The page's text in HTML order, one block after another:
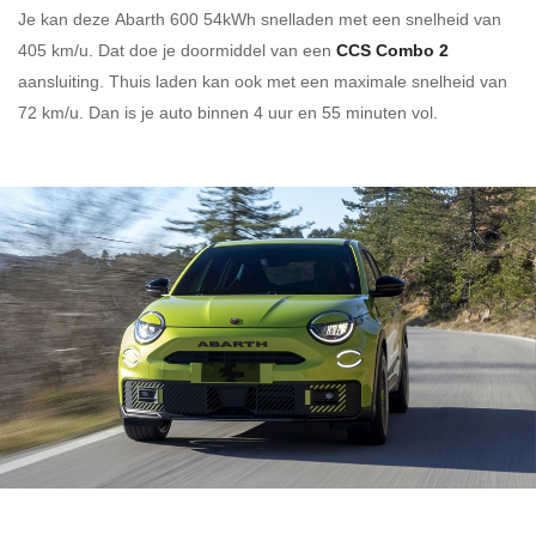
Je kan deze Abarth 600 54kWh snelladen met een snelheid van
405 km/u. Dat doe je doormiddel van een CCS Combo 2
aansluiting. Thuis laden kan ook met een maximale snelheid van
72 km/u. Dan is je auto binnen 4 uur en 55 minuten vol.